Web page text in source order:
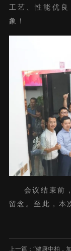
工艺、性能优
象！
会议结束前
留念。至此，本
上一篇：“健康中柏，